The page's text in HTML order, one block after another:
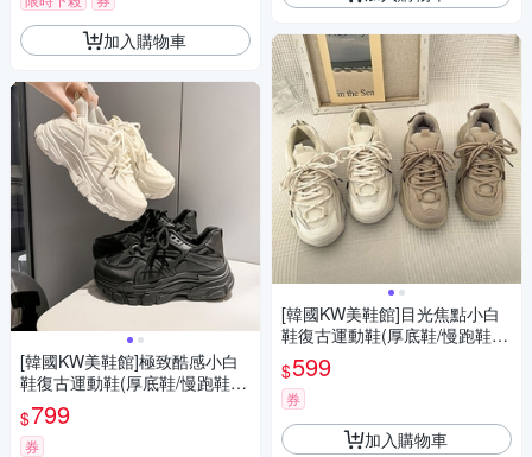
加入購物車
[韓國KW美鞋館]極致酷感小白
鞋復古運動鞋(厚底鞋/慢跑鞋/
休閒鞋)
$799
券
[韓國KW美鞋館]目光焦點小白
鞋復古運動鞋(厚底鞋/慢跑鞋/
休閒鞋)
$599
券
加入購物車